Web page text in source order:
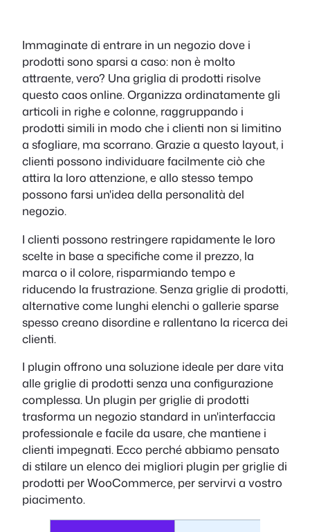
Immaginate di entrare in un negozio dove i
prodotti sono sparsi a caso: non è molto
attraente, vero? Una griglia di prodotti risolve
questo caos online. Organizza ordinatamente gli
articoli in righe e colonne, raggruppando i
prodotti simili in modo che i clienti non si limitino
a sfogliare, ma scorrano. Grazie a questo layout, i
clienti possono individuare facilmente ciò che
attira la loro attenzione, e allo stesso tempo
possono farsi un'idea della personalità del
negozio.
I clienti possono restringere rapidamente le loro
scelte in base a specifiche come il prezzo, la
marca o il colore, risparmiando tempo e
riducendo la frustrazione. Senza griglie di prodotti,
alternative come lunghi elenchi o gallerie sparse
spesso creano disordine e rallentano la ricerca dei
clienti.
I plugin offrono una soluzione ideale per dare vita
alle griglie di prodotti senza una configurazione
complessa. Un plugin per griglie di prodotti
trasforma un negozio standard in un'interfaccia
professionale e facile da usare, che mantiene i
clienti impegnati. Ecco perché abbiamo pensato
di stilare un elenco dei migliori plugin per griglie di
prodotti per WooCommerce, per servirvi a vostro
piacimento.